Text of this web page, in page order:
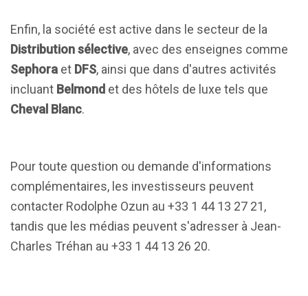
Enfin, la société est active dans le secteur de la
Distribution sélective, avec des enseignes comme
Sephora et DFS, ainsi que dans d'autres activités
incluant Belmond et des hôtels de luxe tels que
Cheval Blanc.
Pour toute question ou demande d'informations
complémentaires, les investisseurs peuvent
contacter Rodolphe Ozun au +33 1 44 13 27 21,
tandis que les médias peuvent s'adresser à Jean-
Charles Tréhan au +33 1 44 13 26 20.